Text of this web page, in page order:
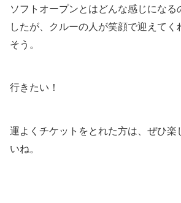
ソフトオープンとはどんな感じになる
したが、クルーの人が笑顔で迎えてく
そう。
行きたい！
運よくチケットをとれた方は、ぜひ楽
いね。